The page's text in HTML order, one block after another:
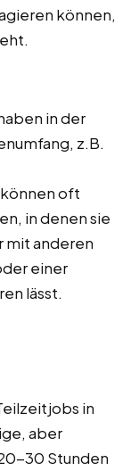
können,
in der
z.B.
oft
in denen sie
mit anderen
einer
lässt.
in
aber
30 Stunden